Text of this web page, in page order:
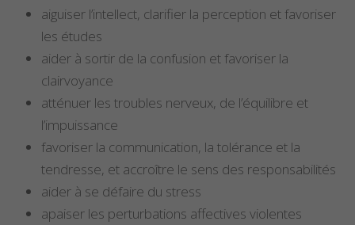
aiguiser l’intellect, clarifier la perception et favoriser
les études
aider à sortir de la confusion et favoriser la
clairvoyance
atténuer les troubles nerveux, de l’équilibre et
l’impuissance
favoriser la communication, la tolérance et la
tendresse, et accroître le sens des responsabilités
aider à se défaire du stress
apaiser les perturbations affectives violentes